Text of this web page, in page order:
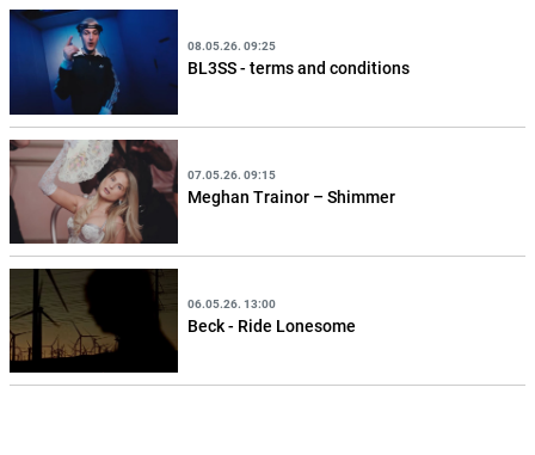
08.05.26. 09:25
BL3SS - terms and conditions
07.05.26. 09:15
Meghan Trainor – Shimmer
06.05.26. 13:00
Beck - Ride Lonesome